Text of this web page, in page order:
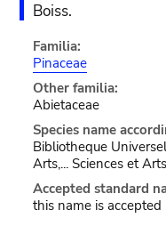
Boiss.
Familia:
Pinaceae
Other familia:
Abietaceae
Species name
Bibliotheque
Arts,... Sciences et
Accepted standard
this name is accepted